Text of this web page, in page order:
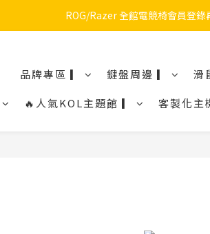
🔥品牌限定滿額折🔥ROG周邊滿1500折100 /
ROG/Razer 全館電競椅會員登錄
品牌專區 ▎ 鍵盤周邊 ▎ 滑
🔥人氣KOL主題館 ▎ 客製化主